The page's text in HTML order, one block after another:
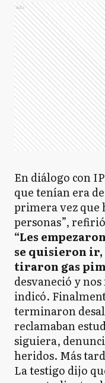
Ads
En diálogo con
que tenían era
primera vez que
personas”,
“Les
se quisieron ir,
tiraron gas
desvaneció y
indicó.
terminaron
reclamaban
siguiera,
heridos. Más
La testigo dijo